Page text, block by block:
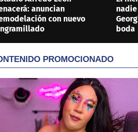
anuncian
con nuevo
nadie
boda